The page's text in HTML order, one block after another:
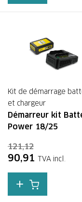
Kit de démarrage
et chargeur
Démarreur kit
Power 18/25
121,12
90,91 TVA incl.